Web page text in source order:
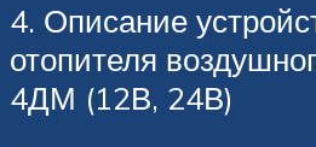
4. Описание
отопителя
4ДМ (12В, 24В)